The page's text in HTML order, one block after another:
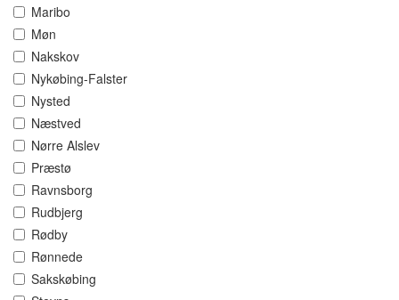
Maribo
Møn
Nakskov
Nykøbing-Falster
Nysted
Næstved
Nørre Alslev
Præstø
Ravnsborg
Rudbjerg
Rødby
Rønnede
Sakskøbing